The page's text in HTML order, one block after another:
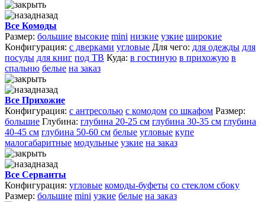
назад
Все Комоды
Размер: большие высокие mini низкие узкие широкие
Конфигурация: с дверками угловые Для чего: для одежды для
посуды для книг под ТВ Куда: в гостиную в прихожую в
спальню белые на заказ
назад
Все Прихожие
Конфигурация: с антресолью с комодом со шкафом Размер:
большие Глубина: глубина 20-25 см глубина 30-35 см глубина
40-45 см глубина 50-60 см белые угловые купе
малогабаритные модульные узкие на заказ
назад
Все Серванты
Конфигурация: угловые комоды-буфеты со стеклом сбоку
Размер: большие mini узкие белые на заказ